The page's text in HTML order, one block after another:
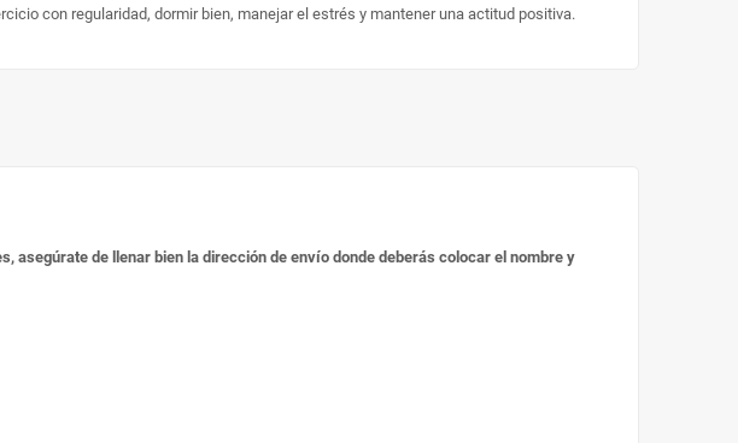
con regularidad, dormir bien, manejar el estrés y mantener una actitud positiva.
asegúrate de llenar bien la dirección de envío donde deberás colocar el nombre y